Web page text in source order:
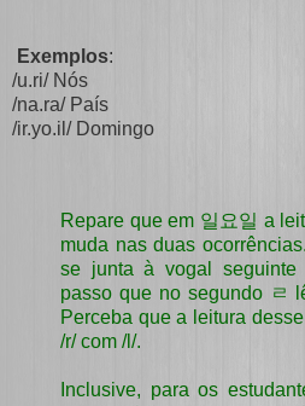
Exemplos:
/u.ri/ Nós
/na.ra/ País
/ir.yo.il/ Domingo
Repare que em 일요일 a
muda nas duas
se junta à vogal seguinte
passo que no segundo ㄹ
Perceba que a leitura
/r/ com /l/.
Inclusive, para os